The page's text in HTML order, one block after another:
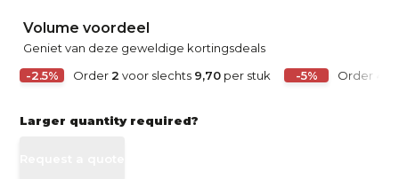
Volume voordeel
Geniet van deze geweldige kortingsdeals
-2.5%
Order 2 voor slechts 9,70 per stuk -5% Order
Larger quantity required?